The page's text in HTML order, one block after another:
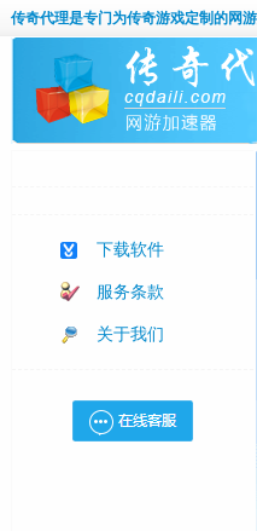
传奇代理是专门为传奇游戏定制的网
下载软件
服务条款
关于我们